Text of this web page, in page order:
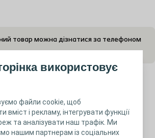
використовує
файли cookie, щоб
вміст і рекламу, інтегрувати функції
та аналізувати наш трафік. Ми
нашим партнерам із соціальних
товар можна дізнатися за телефоном
уростомний мішок Alterna
фланцеве з’єднання, що